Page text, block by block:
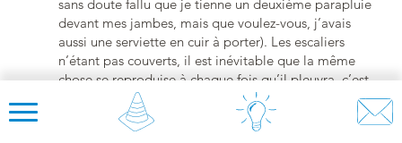
sans doute fallu que je tienne un deuxième parapluie
devant mes jambes, mais que voulez-vous, j’avais
aussi une serviette en cuir à porter). Les escaliers
n’étant pas couverts, il est inévitable que la même
chose se reproduise à chaque fois qu’il pleuvra, c’est-
à-dire en moyenne un jour sur deux, puisqu’il pleut
170 jours par an à Paris. Maintenant je voudrais
savoir une chose: est-ce que nous sommes considérés